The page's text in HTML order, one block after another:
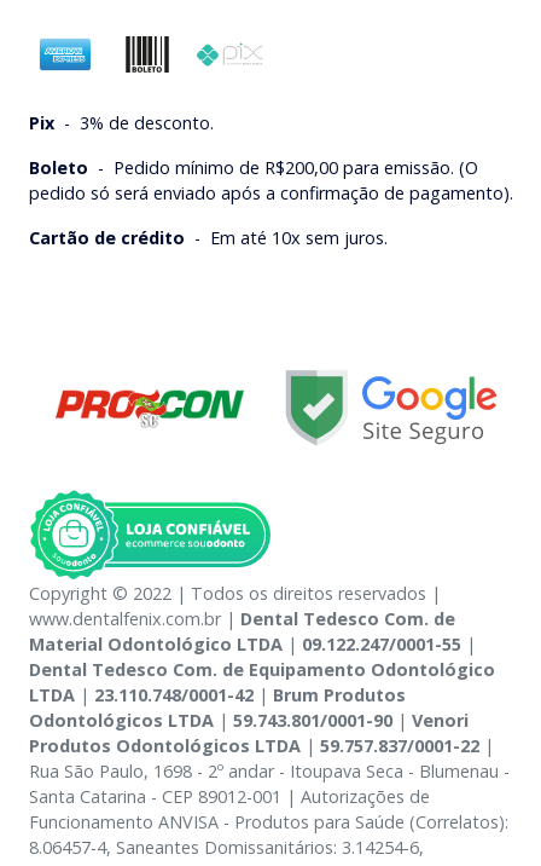
Pix - 3% de desconto.
Boleto - Pedido mínimo de R$200,00 para emissão. (O
pedido só será enviado após a confirmação de pagamento).
Cartão de crédito - Em até 10x sem juros.
Copyright © 2022 | Todos os direitos reservados |
www.dentalfenix.com.br | Dental Tedesco Com. de
Material Odontológico LTDA | 09.122.247/0001-55 |
Dental Tedesco Com. de Equipamento Odontológico
LTDA | 23.110.748/0001-42 | Brum Produtos
Odontológicos LTDA | 59.743.801/0001-90| Venori
Produtos Odontológicos LTDA | 59.757.837/0001-22 |
Rua São Paulo, 1698 - 2º andar - Itoupava Seca - Blumenau -
Santa Catarina - CEP 89012-001 | Autorizações de
Funcionamento ANVISA - Produtos para Saúde (Correlatos):
8.06457-4, Saneantes Domissanitários: 3.14254-6,